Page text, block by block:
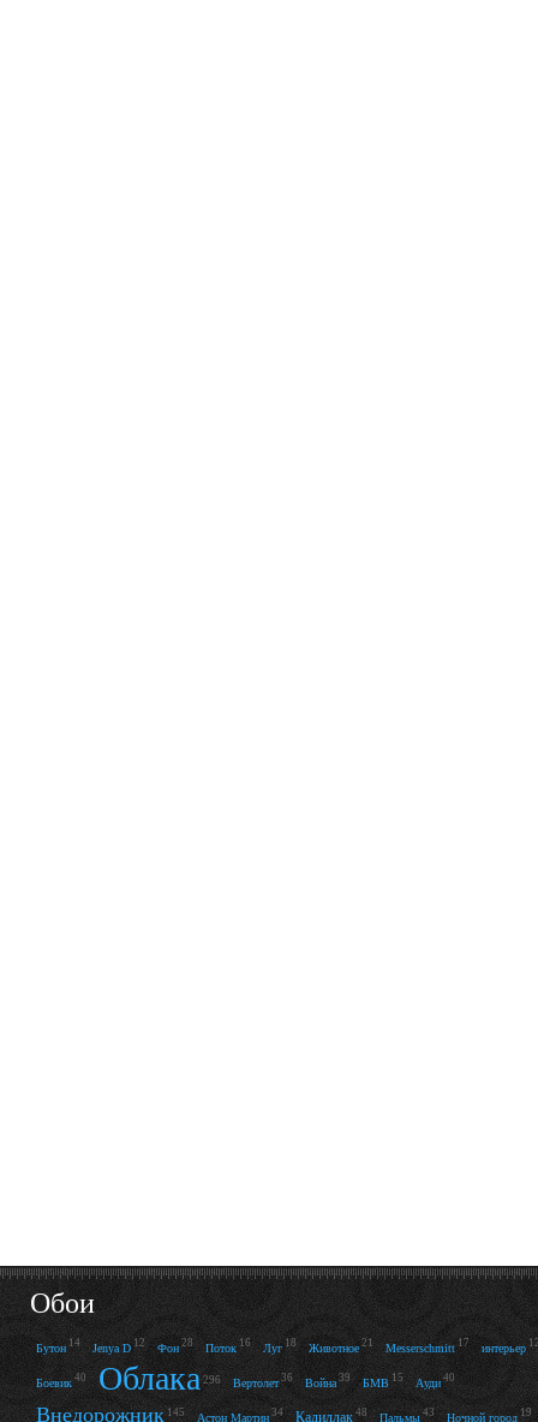
Обои
Бутон 14 Jenya D 12 Фон 28 Поток 16 Луг 18 Животное 21 Messerschmitt 17 интерьер
Боевик 40 Облака 296 Вертолет 36 Война 39 БМВ 15 Ауди 40
Внедорожник 145 Астон Мартин 34 Кадиллак 48 Пальмы 43 Ночной город 19